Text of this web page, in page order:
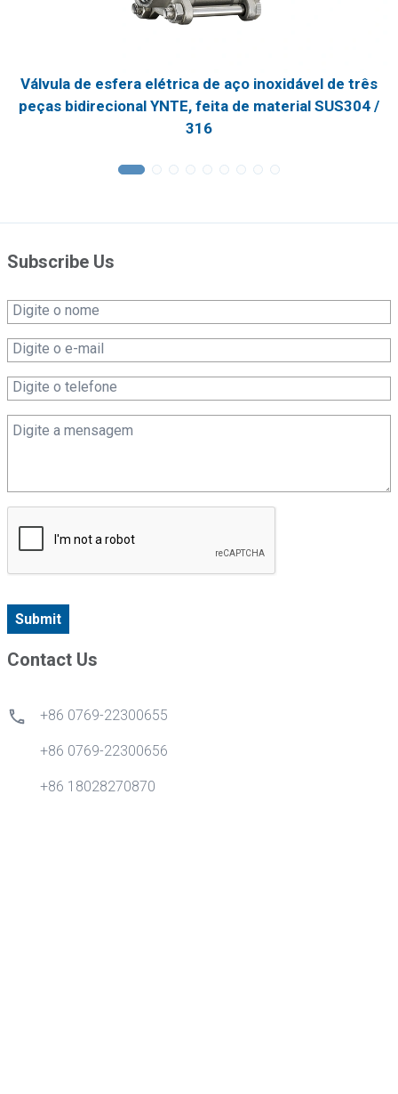
Válvula de esfera elétrica de aço inoxidável de três
peças bidirecional YNTE, feita de material SUS304 /
316
Contact Us
+86 0769-22300655
+86 0769-22300656
+86 18028270870
Subscribe Us
Submit